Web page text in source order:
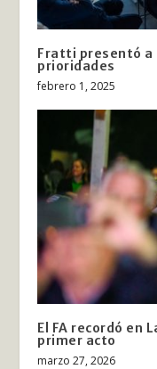
Fratti presentó a
prioridades
febrero 1, 2025
El FA recordó en
primer acto
marzo 27, 2026